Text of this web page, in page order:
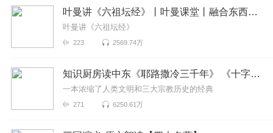
叶曼讲《六祖坛经》丨叶曼课堂丨融合东西国学大师
叶曼讲《六祖坛经》
223 2569.74万
知识厨房读中东《耶路撒冷三千年》 《十字军的故事》《奥斯曼帝国与土耳其》人话解读 | 读懂巴以冲突、叙利亚
一本浓缩了人类文明和三大宗教历史的经典
271 6250.61万